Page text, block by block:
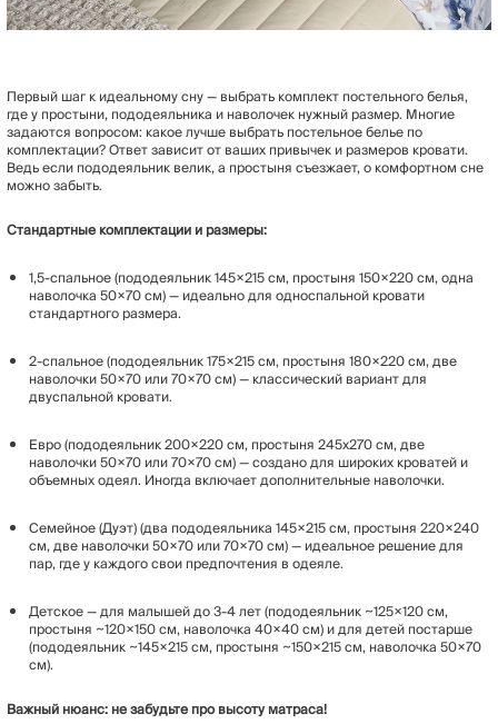
Первый шаг к идеальному сну — выбрать комплект постельного белья,
где у простыни, пододеяльника и наволочек нужный размер. Многие
задаются вопросом: какое лучше выбрать постельное белье по
комплектации? Ответ зависит от ваших привычек и размеров кровати.
Ведь если пододеяльник велик, а простыня съезжает, о комфортном сне
можно забыть.
Стандартные комплектации и размеры:
1,5-спальное (пододеяльник 145×215 см, простыня 150×220 см, одна
наволочка 50×70 см) — идеально для односпальной кровати
стандартного размера.
2-спальное (пододеяльник 175×215 см, простыня 180×220 см, две
наволочки 50×70 или 70×70 см) — классический вариант для
двуспальной кровати.
Евро (пододеяльник 200×220 см, простыня 245х270 см, две
наволочки 50×70 или 70×70 см) — создано для широких кроватей и
объемных одеял. Иногда включает дополнительные наволочки.
Семейное (Дуэт) (два пододеяльника 145×215 см, простыня 220×240
см, две наволочки 50×70 или 70×70 см) — идеальное решение для
пар, где у каждого свои предпочтения в одеяле.
Детское — для малышей до 3-4 лет (пододеяльник ~125×120 см,
простыня ~120×150 см, наволочка 40×40 см) и для детей постарше
(пододеяльник ~145×215 см, простыня ~150×215 см, наволочка 50×70
см).
Важный нюанс: не забудьте про высоту матраса!